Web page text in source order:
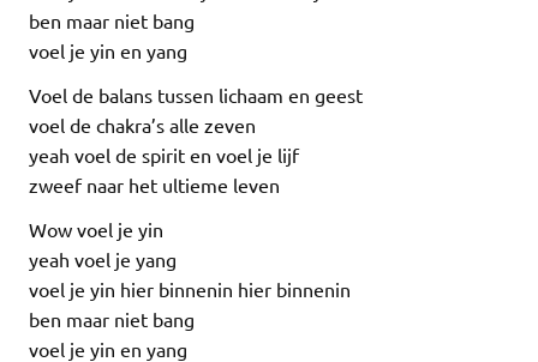
ben maar niet bang
voel je yin en yang
Voel de balans tussen lichaam en geest
voel de chakra’s alle zeven
yeah voel de spirit en voel je lijf
zweef naar het ultieme leven
Wow voel je yin
yeah voel je yang
voel je yin hier binnenin hier binnenin
ben maar niet bang
voel je yin en yang